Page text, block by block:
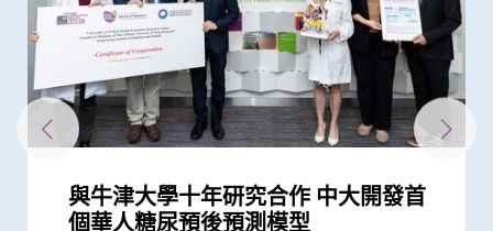
與牛津大學十年研究合作 中大開發首
個華人糖尿預後預測模型
中大研究發現2型糖尿病對香港生產力
及經濟造成重大損失 年輕群組影響尤
中大利用大數據成功開發機器學習模型
精準預測老年糖尿病患者未來一年罹患
中大發現新基因標記可預測糖尿病人患
冠心病風險 凸顯糖尿病精準治療的潛
中大發現年輕糖尿病前期患者患糖尿病
的終生風險高達90% 心血管疾病風險增
中大研究顯示持續服用RASi類藥物可以
降低 2型糖尿病晚期腎病患者出現心腎
中大研究顯示糖尿病死亡率及併發症發
生率正下降 唯年輕糖尿病患者情況未
中大研究指朋儕關顧 可減少受情緒困
擾之糖尿患者住院百分比
中大發現糖尿患者患抑鬱症風險為一般
人的兩倍 倡以一分鐘問卷及早評估糖
中文大學與上海交通大學成功發現預測
中國人糖尿病的基因標記
中大教授陳重娥獲頒「清野裕傑出領袖
獎」 成為本港首名學者榮膺亞洲糖尿
「賽馬會年輕糖尿支援計劃」為逾900
糖尿病年青患者提供連續血糖監測儀
中大醫學院揭示可發酵碳水化合物飲食
介入治療 可加強二甲雙胍 metformin
中大領導之國際研究發現2型糖尿病患
者併發腎病及心血管疾病的代謝生物標
中大研究顯示現實中僅少數2型糖尿病
患者能成功透過早期減重控制血糖以至
中大醫學院一期臨床研究中心成立十周
年 完成逾150項早期臨床試驗項目 助癌
中大醫學院領導國際研究顯示 成人1 型
糖尿病的新症發病率較傳統預期高
中大研究顯示DNA端粒長度可用於預測
糖尿病患者腎功能衰退
中大醫學院聯同全球糖尿病知名專家合
作四年 為《刺針》制定糖尿病多元綜
中大研究發現「DNA端粒長度縮短」為
有效生物標記 能識別有較高心血管疾
中大醫學院與阿斯利康首度合作糖尿病
腎病研究 制訂全球應對糖尿病腎病新
患有多囊卵巢綜合症華人女性的糖尿病
風險是非患病人士的4倍
中大醫學院陳重娥教授獲頒國際獎項以
表揚在糖尿病研究及治理的卓越貢獻
中大研究發現每6位糖尿病患者有1位出
現腎功能急劇下降
中大研究揭示全球大腸癌發病率有年輕
化趨勢
中大建議所有孕婦作口服葡萄糖耐量測
試 全港兩成孕婦患妊娠糖尿 研究發現
中大研究發現每5名糖尿病患者中 1人
因脂肪肝引致嚴重肝纖維化或肝硬化
中大研究新模式完善中國糖尿病護理系
統
中大研究顯示年輕及體重正常人士亦具
罹患糖尿病風險 籲把握「黃金五年」
中大成立嶄新 ITECH醫療科技評估平台
推動健康經濟分析及價值醫療
中大開展為期四年DNA檢測計劃篩查
9,000名成年人士 以識別罹患早發性糖
中大醫學院長達近20年追蹤研究 揭示
妊娠糖尿及懷孕期血糖上升對孕婦及子
中大銀屑病關節炎研究重要突破 成功
修復受損關節骨頭 亦可保護關節結構
中大醫學院跨國合作研究成功開發針對
華人群體的「1型糖尿病基因風險評
中大發現調整生活方式的介入治療方案
可減輕近七成愛滋病病毒感染者的代謝
中大領導國際研究證實內地研發藥物
D3S-001抗癌成效 有效治療肺癌、結直
中大醫學院研究發現 城市發展及生活
方式或會增加氣管癌發病風險 宜加強
中大證NT-proBNP有助預測2型糖尿病
患者併發心血管病及腎病風險
中大利用腸道微生物辨別慢性腸道疾病
中大威院成功以單一導管同時修補二尖
瓣及三尖瓣 治療嚴重心瓣倒流新突破
中大開發與多種癌症相關的纖維母細胞
分子分類方法 助進一步了解癌症進展
中大領導的跨國研究發現可準確預測糖
尿病病人患上心血管疾病之生物標誌物
中大發現全球喉癌發病率呈下降趨勢
部分地區女性發病人數不跌反升
陳德章教授獲歐洲腫瘤學會頒發「終身
成就獎」 表彰其對全球鼻咽癌研究的
中大研究顯示類風濕關節炎患者日服5
毫克皮質類固醇 出現心血管疾病的風
中大輔助生育技術中心助本港癌症患者
保存生殖能力
中大研究證實「血漿DNA」篩查能偵測
到早期沒有病徵的鼻咽癌 並反映日後
中大證實「醫健通」健康管理功能有助
糖尿病自我管理
新冠疫苗復必泰及科興引發之「T細胞
反應」可有效預防不同新冠病毒變異株
中大發現小腸癌在全球及本港發病率明
顯上升 高收入地區發病率較高
中大研究證實新冠口服藥有效降低院舍
長者五成入院風險及防止病情惡化
中大成功研發新演算法預測糖尿病腎臟
病變 簡單抽血即可助醫生及早發現2型
新計劃啟動 支援年輕糖尿病患者
中大新技術有效評估愛滋病病毒感染者
的心臟病風險
中大發現原發性腦癌的年輕男性發病率
上升 以高收入國家的升幅較為顯著
中大調查發現半數香港孕婦懷孕初期鈉
攝取超標
中大破解癌痛秘密 確定新治療靶點緩
解癌症病人痛苦
中大發現多發性骨髓瘤發病率上升 以
高收入國家的男性長者升幅最為顯著
中大發現霍奇金淋巴癌發病率以亞洲升
幅最為顯著 本港男士發病率上升幅度
港大及中大醫學院聯合研究發現已接種
疫苗人士 在感染新型冠狀病毒變異株
中大成功以單細胞分辨率拆解肺癌 揭
示腫瘤形成機制 有望開發新肺癌療法
中大研究發現半數受訪兒童癌症康復者
曾使用替代補充療法 或存在「藥療相
中大醫學院馬青雲教授獲亞洲糖尿病研
究協會表揚研究成就及貢獻
中大研究顯示空氣污染地區居住者 可
安全地透過定期運動預防罹患糖尿病
四成港人腸道微生態失衡情況與新冠患
者類似 中大研發「微生態免疫力配
中大研究顯示新冠肺炎患者常見有肝臟
受損問題 建議監測患者肝功能 及早發
中大醫學院團隊發現B細胞及基因
GPR18可預測多種癌症的存活期
中大發現糖尿病或為感染新冠肺炎高危
因素 研究有助了解病毒致病潛在機制
中大醫學院團隊發現一種新型生物標記
可在頭頸癌患者中預測長一倍的存活期
中大醫學院與四川大學華西臨床醫學院
共同領導全球首個 人體CRISPR基因編
中大醫學院兩名傑出學者 獲裘槎基金
會頒發「裘槎優秀醫學科研者獎2020」
多元化預防衰老活動有助減低衰老狀況
逾8成「前期衰老」長者逆轉為「非衰
中大將開展最新「細胞治療」臨床研究
首階段引入CAR-T治療血癌新方法
中大為5,000港人免費驗腦 開展人口
基礎研究追蹤本港腦健康狀況
中大發現嚴重睡眠窒息症未經治療患者
手術後較易出現心血管問題 籲手術前
中大成立「張金菱治療柏金遜綜合症研
究中心」 跨學科研嶄新方法 減慢柏金
中大成功應用混合手術室「經氣管微波
消融術」 無創治肺癌成亞太首例
中大全球首個「快速眼動睡眠行為障
礙」家庭研究 揭柏金遜病家族遺傳傾
中大研究證實低劑量三環抗抑鬱藥有助
改善難治性胃功能失調
李嘉誠基金會啟動《愛能助》兒童癌症
項目 資助兒童罕見癌症
中大研究警示懷孕婦女注意體重增幅
中大研究證實銀屑病關節炎患者炎症綜
合指數持續達標 能降低罹患心血管疾
莫樹錦教授獲歐洲腫瘤學會頒發「終身
成就獎」全球第一人將晚期肺癌治療
中大腫瘤學系獲國際肺癌研究協會頒發
「傑出癌症關顧團隊」獎項
「中大賽馬會齊心防癌計劃」啟動 免
費為萬名市民進行檢測 研肥胖與多種
中大證新治療方案較常規治療有效延長
晚期肺癌病人存活期
中大利用「混合手術室」結合「電磁導
航支氣管鏡」技術 實時影像追蹤及抽
中大率跨國研究證實免疫療法對晚期鼻
咽癌病人有效
中大為本港老化人口制訂標準化認知測
試 及早辨識認知障礙症患者
中大研究發現非酒精性脂肪肝誘發肝癌
的關鍵致癌基因
中大研究證「消融化療栓塞術」有效延
長肝癌患者無惡化存活期兩倍
中大研究獲世界頂尖醫學期刊推崇
中大港大合作開展復發性卵巢癌藥物基
因組學研究 免費為百名本地病人提供
中大研究揭乙肝康復者仍存罹患肝癌風
險
中大公布世界首個全球「炎症性腸病」
於本世紀發病率及流行率系統性回顧研
中大開展全球首個以「視網膜影像」篩
查華人阿茲海默症研究
中大完成二萬人「血漿DNA」鼻咽癌篩
查研究 大幅推前癌症發現期數
中大研究發現心房顫動引致中風個案15
年間上升3倍 宜及早服用抗凝血藥預防
中大研究證實家居診治睡眠窒息症成效
滿意 可處理半數公立醫院成人個案 大
中大公布全球首個幽門螺旋菌流行病學
大型分析 揭全球44億人感染 亞洲包括
中大領導ALK陽性肺腺癌研究證實 新標
靶藥成效超現時標準療法兩倍
中大夥澳洲專家研究東半球炎症性腸病
獲近年最大研究資助金額 勢揭腸道微
中大成功揭示腫瘤免疫逃脱新機制 開
拓「免疫療法」新方向
中大研究揭示脂肪肝問題不是肥胖人士
獨有
中大成功破解鼻咽癌全基因組圖譜 突
破性結果有助發展個人化治療
中大教授成為全球首位華人獲頒「世界
中風組織主席中風貢獻獎」 全球首創
中大成立周佩芳認知障礙預防研究中心
設立一站式簡易網站提供認知障礙症資
中大全球首項研究確認新大腸癌高風險
群組
中大成立全球首個華人「早發性認知障
礙症」研究登記冊
中大港大率先應用3D打印技術於複雜
心臟手術
中大與全球30多國專家合作研究 發現
小中風新藥物療法
中大與多國中風專家領導一項全球研究
發現及早評估與治療「小中風」可降低
中大就七種常見呼吸道病毒進行全港首
個流行病學分析 發現「呼吸道合胞病
中大公布亞洲首項針對肥胖「睡眠窒息
症」患者生活模式研究 證實個人化輔
中大篩查發現每三名社區長者就有一人
患腦小血管病 藉世界中風日呼籲及早
中大研究「腸道微生物移植」治療難辨
梭菌感染 治癒率為傳統抗生素治療的3
中大率先引入「高頻信號檢測」技術以
確定腦部手術範圍 有效提升複雜性腦
中大醫學院許樹昌教授於《刺針》發表
評論新沙士文章 強調醫院感染控制措
中大倡議新藥物治療標準逆轉腦血管硬
化
中大最新研究揭示本港每年逾十萬非酒
精性脂肪肝新症
中大與養和醫院攜手研究 發現抑鬱症
患者出現睡眠行為障礙或是腦退化先兆
中大提倡結合房顫篩查及藥物教育 助
長者減低中風風險
社區衰老狀況篩查 發現65歲或以上的
社區人口中 過半已踏入前期衰老
第七屆華人地區醫護人員紓緩治療研討
會 鼓勵延伸紓緩治療服務至社區
頭頸放射治療增中風風險 中大證實
「頸動脈支架成型術」成效顯著
中大研究發現囊性纖維化與糖尿病關連
的原因
中大研究指六成糖尿病患者睡眠質素欠
佳 中醫耳穴療法有助改善睡眠質素及
中大完成經皮穿刺納米刀動物實驗及成
功進行經皮穿刺納米刀腫瘤治療 治癌
中大與理大攜手在威院推行24小時遠程
中風溶栓治療服務
中大公布香港慢性腎病透析患者就業研
究並提倡中末期患者接受透析前的早期
中大公布小中風的最新藥物治療方法
香港和澳門的炎症性腸病新增個案高踞
亞太區首三位 中大成立資料庫助市民
中大制訂肝癌風險評估指數 準確預測
乙肝病人的肝癌風險
中大率先採用三維心臟超聲波以識别高
風險二尖瓣脱垂患者
中大建議以舒緩性手法護理末期腦退化
症患者的吞嚥困難
中大聯同七間醫院進行亞洲首個臨床研
究 發現嶄新「植入式擾流器」能有效
兩大合辦第五屆華人地區醫護人員紓緩
治療研討會
中大率先研發嶄新電腦輔助腫瘤手術治
療骨腫瘤病人 大大提高手術精確度
大腸癌將成為香港頭號癌症 中大引入
大腸膠囊內視鏡助預防大腸癌
中大成功研發全自動化視網膜圖像分析
系統 有助糖尿病患者預防中風
中大研究發現攝取過量鹽份會導致高血
壓及增加中風機會
中大展開全港睡眠健康教育及改善計劃
建立健康睡眠及健康校園生活
中大及港大研究團隊攜手成功發現腦癇
新基因標記
中大率亞洲腎科專家倡議慢性腎病早期
診斷計劃
香港中文大學那打素護理學院主辦 第
五屆泛太平洋護理會議暨第七屆癌症護
中大證實為頸血管狹窄進行支架成型治
療及 為心臟衰竭患者植入心臟肌肉收
中大三名學者獲頒本年度裘槎基金會優
秀科研者獎
中大首創大腸瘜肉預測指數及早預防腸
癌
中大公佈本港嚴重人類豬型流感的最新
情況